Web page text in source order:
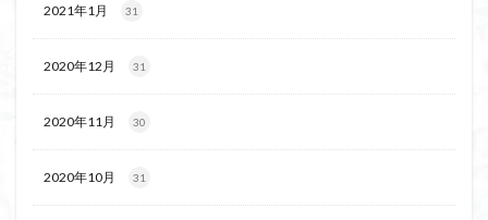
2021年1月 31
2020年12月 31
2020年11月 30
2020年10月 31